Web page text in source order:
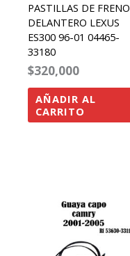
PASTILLAS DE FRENO
DELANTERO LEXUS
ES300 96-01 04465-
33180
$320,000
AÑADIR AL
CARRITO